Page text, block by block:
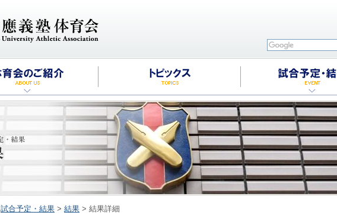
試合予定・結果 > 結果 > 結果詳細